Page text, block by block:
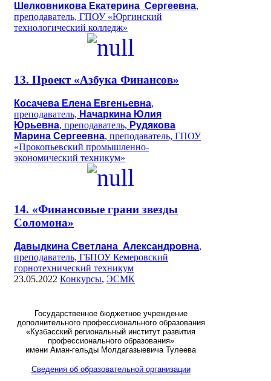
Шелковникова Екатерина Сергеевна,
преподаватель, ГПОУ «Юргинский
технологический колледж»
13. Проект «Азбука Финансов»
Косачева Елена Евгеньевна,
преподаватель, Начаркина Юлия
Юрьевна, преподаватель, Рудякова
Марина Сергеевна, преподаватель, ГПОУ
«Прокопьевский промышленно-
экономический техникум»
14. «Финансовые грани звезды
Соломона»
Давыдкина Светлана Александровна,
преподаватель, ГБПОУ Кемеровский
горнотехнический техникум
23.05.2022 Конкурсы, ЭСМК
Государственное бюджетное учреждение
дополнительного профессионального образования
«Кузбасский региональный институт развития
профессионального образования»
имени Аман-гельды Молдагазыевича Тулеева
Сведения об образовательной организации